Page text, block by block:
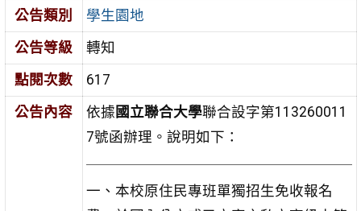
公告類別
學生園地
公告等級
轉知
點閱次數
617
公告內容
依據 國立聯合大學聯合設字第113260011
7號函辦理。說明如下：
一、本校原住民專班單獨招生免收報名